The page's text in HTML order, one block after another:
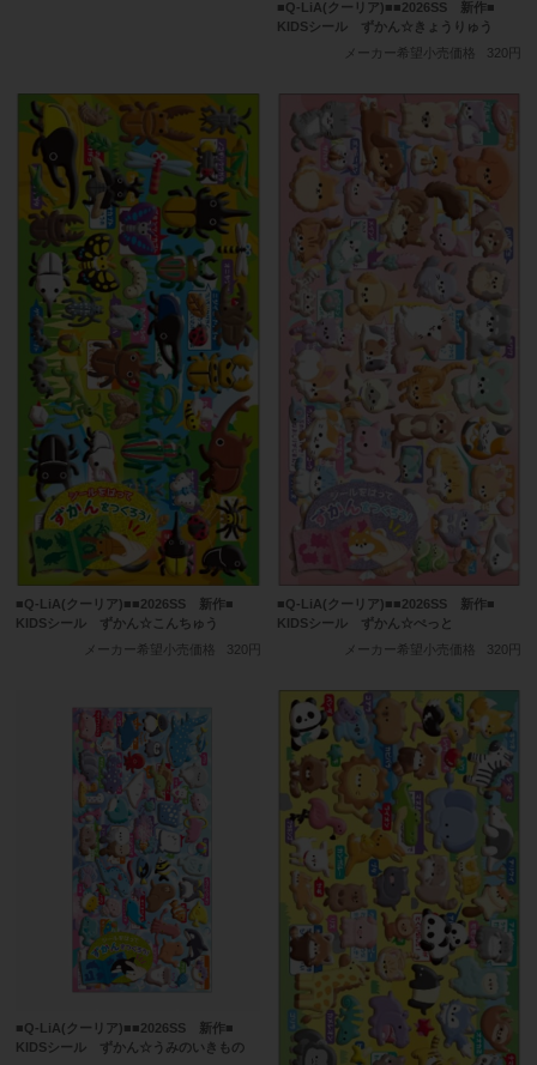
■Q-LiA(クーリア)■■2026SS 新作■
KIDSシール ずかん☆きょうりゅう
メーカー希望小売価格
320円
■Q-LiA(クーリア)■■2026SS 新作■
KIDSシール ずかん☆こんちゅう
メーカー希望小売価格
320円
■Q-LiA(クーリア)■■2026SS 新作■
KIDSシール ずかん☆ぺっと
メーカー希望小売価格
320円
■Q-LiA(クーリア)■■2026SS 新作■
KIDSシール ずかん☆うみのいきもの